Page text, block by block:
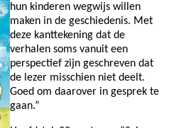
hun kinderen wegwijs willen
maken in de geschiedenis. Met
deze kanttekening dat de
verhalen soms vanuit een
perspectief zijn geschreven dat
de lezer misschien niet deelt.
Goed om daarover in gesprek te
gaan.”